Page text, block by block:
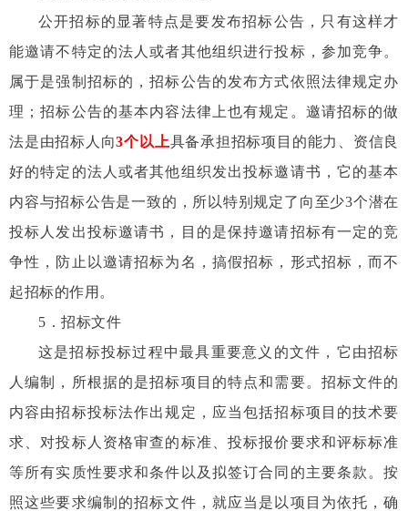
公开招标的显著特点是要发布招标公告，只有这样才
能邀请不特定的法人或者其他组织进行投标，参加竞争。
属于是强制招标的，招标公告的发布方式依照法律规定办
理；招标公告的基本内容法律上也有规定。邀请招标的做
法是由招标人向3个以上具备承担招标项目的能力、资信良
好的特定的法人或者其他组织发出投标邀请书，它的基本
内容与招标公告是一致的，所以特别规定了向至少3个潜在
投标人发出投标邀请书，目的是保持邀请招标有一定的竞
争性，防止以邀请招标为名，搞假招标，形式招标，而不
起招标的作用。
5 ．招标文件
这是招标投标过程中最具重要意义的文件，它由招标
人编制，所根据的是招标项目的特点和需要。招标文件的
内容由招标投标法作出规定，应当包括招标项目的技术要
求、对投标人资格审查的标准、投标报价要求和评标标准
等所有实质性要求和条件以及拟签订合同的主要条款。按
照这些要求编制的招标文件，就应当是以项目为依托，确